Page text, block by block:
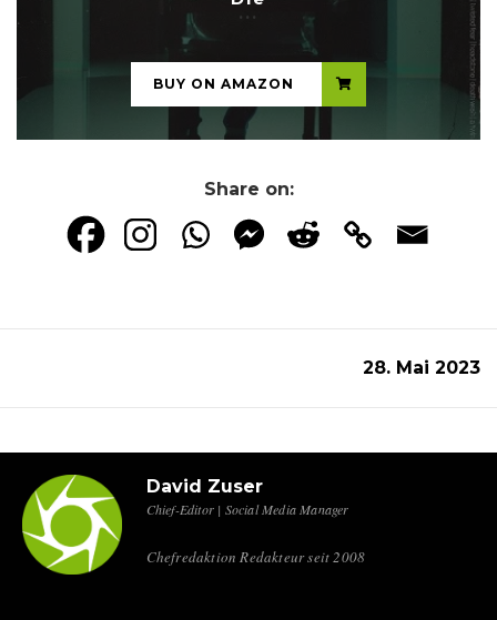
...
BUY ON AMAZON
Share on:
28. Mai 2023
David Zuser
Chief-Editor | Social Media Manager
Chefredaktion Redakteur seit 2008